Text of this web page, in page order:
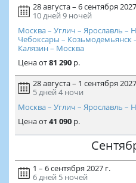
28 августа – 6 сентября
10 дней 9 ночей
Москва – Углич – Ярославль –
Чебоксары – Козьмодемьянск
Калязин – Москва
Ценаот81 290р.
28 августа – 1 сентября
5 дней 4 ночи
Москва – Углич – Ярославль –
Ценаот41 090р.
1 – 6 сентября 2027 г.
6 дней 5 ночей